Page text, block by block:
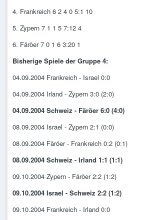
4. Frankreich 6 2 4 0 5:1 10
5. Zypern 7 1 1 5 7:12 4
6. Färöer 7 0 1 6 3:20 1
Bisherige Spiele der Gruppe 4:
04.09.2004 Frankreich - Israel 0:0
04.09.2004 Irland - Zypern 3:0 (2:0)
04.09.2004 Schweiz - Färöer 6:0 (4:0)
08.09.2004 Israel - Zypern 2:1 (0:0)
08.09.2004 Färöer - Frankreich 0:2 (0:1)
08.09.2004 Schweiz - Irland 1:1 (1:1)
09.10.2004 Zypern - Färöer 2:2 (1:2)
09.10.2004 Israel - Schweiz 2:2 (1:2)
09.10.2004 Frankreich - Irland 0:0